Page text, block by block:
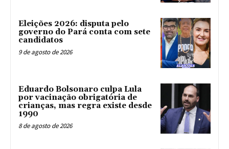
Eleições 2026: disputa pelo
governo do Pará conta com sete
candidatos
9 de agosto de 2026
Eduardo Bolsonaro culpa Lula
por vacinação obrigatória de
crianças, mas regra existe desde
1990
8 de agosto de 2026